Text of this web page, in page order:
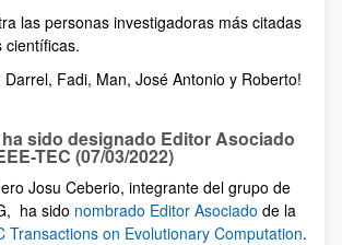
las personas investigadoras más citadas
cientíﬁcas.
Fadi, Man, José Antonio y Roberto!
sido designado Editor Asociado
TEC (07/03/2022)
Josu Ceberio, integrante del grupo de
ha sido nombrado Editor Asociado de la
Transactions on Evolutionary Computation.